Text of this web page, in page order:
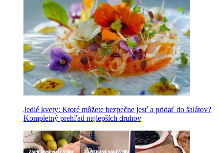
Jedlé kvety: Ktoré môžete bezpečne jesť a pridať do šalátov?
Kompletný prehľad najlepších druhov